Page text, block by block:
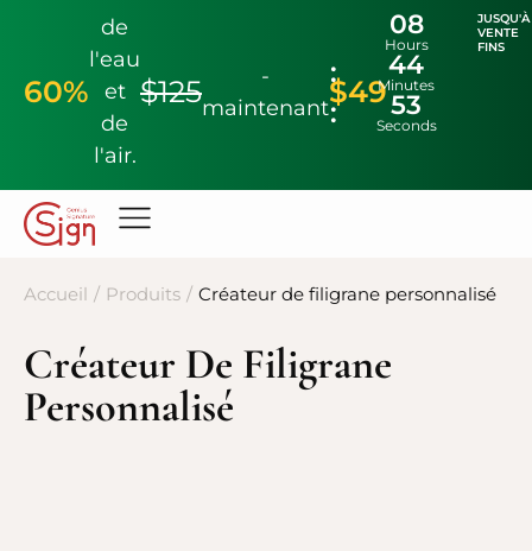
60%
de
l'eau
et
de
l'air.
$125
-
maintenant$49
08
Hours
44
Minutes
51
Seconds
JUSQU'À
VENTE
FINS
Accueil / Produits / Créateur de filigrane personnalisé
Créateur De Filigrane
Personnalisé